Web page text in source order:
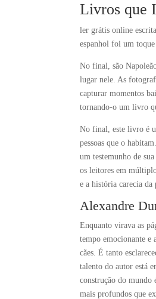
Livros que
ler grátis online
espanhol foi um toque
No final, são
lugar nele. As
capturar momentos
tornando-o um livro
No final, este livro é
pessoas que o
um testemunho de
os leitores em
e a história carecia da
Alexandre
Enquanto virava as
tempo emocionante e
cães. É tanto
talento do autor está
construção do mundo
mais profundos que